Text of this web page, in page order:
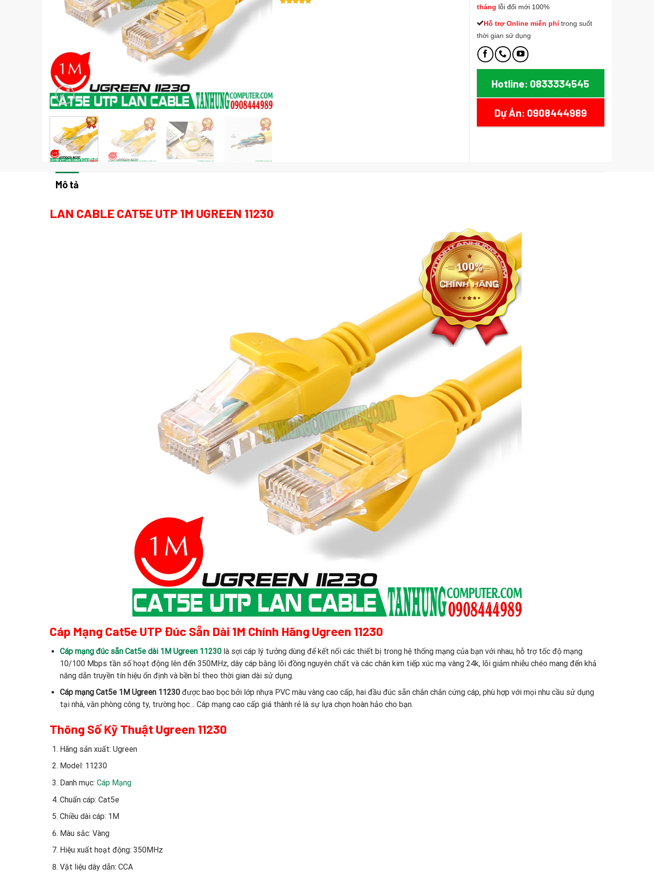
tháng lỗi đổi mới 100%
Hỗ trợ Online miễn phí trong suốt
thời gian sử dụng
Hotline: 0833334545
Dự Án: 0908444989
Mô tả
LAN CABLE CAT5E UTP 1M UGREEN 11230
Cáp Mạng Cat5e UTP Đúc Sẵn Dài 1M Chính Hãng Ugreen 11230
Cáp mạng đúc sẵn Cat5e dài 1M Ugreen 11230là sợi cáp lý tưởng dùng để kết nối các thiết bị trong hệ thống mạng của bạn với nhau, hỗ trợ tốc độ mạng
10/100 Mbps tần số hoạt động lên đến 350MHz, dây cáp bằng lõi đồng nguyên chất và các chân kim tiếp xúc mạ vàng 24k, lõi giảm nhiễu chéo mang đến khả
năng dẫn truyền tín hiệu ổn định và bền bỉ theo thời gian dài sử dụng.
Cáp mạng Cat5e 1M Ugreen 11230được bao bọc bởi lớp nhựa PVC màu vàng cao cấp, hai đầu đúc sẵn chắn chắn cứng cáp, phù hợp với mọi nhu cầu sử dụng
tại nhà, văn phòng công ty, trường học… Cáp mạng cao cấp giá thành rẻ là sự lựa chọn hoàn hảo cho bạn.
Thông Số Kỹ Thuật Ugreen 11230
Hãng sản xuất: Ugreen
Model: 11230
Danh mục: Cáp Mạng
Chuẩn cáp: Cat5e
Chiều dài cáp: 1M
Màu sắc: Vàng
Hiệu xuất hoạt động: 350MHz
Vật liệu dây dẫn: CCA